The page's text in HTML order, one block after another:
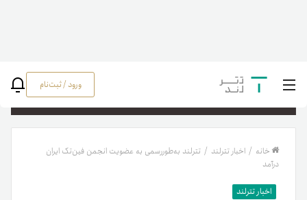
ورود / ثبت‌نام
خانه / اخبار تترلند / تترلند به‌طوررسمی به عضویت انجمن فین‌‌تک ایران
درآمد
اخبار تترلند